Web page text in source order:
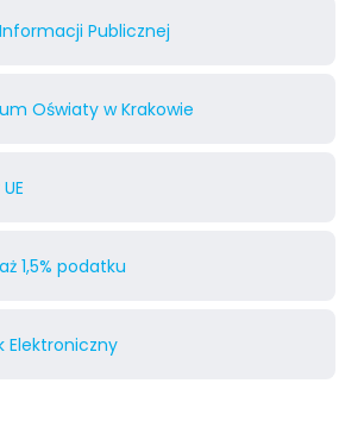
Publicznej
Oświaty w Krakowie
1,5% podatku
Elektroniczny